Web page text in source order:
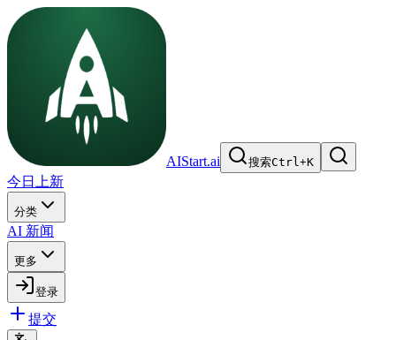
AIStart.ai 搜索Ctrl+K
今日上新
分类
AI 新闻
更多
登录
提交